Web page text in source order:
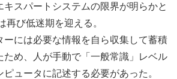
スパートシステムの限界が明らかと
再び低迷期を迎える。
ーには必要な情報を自ら収集して蓄積
ため、人が手動で「一般常識」レベル
ュータに記述する必要があった。